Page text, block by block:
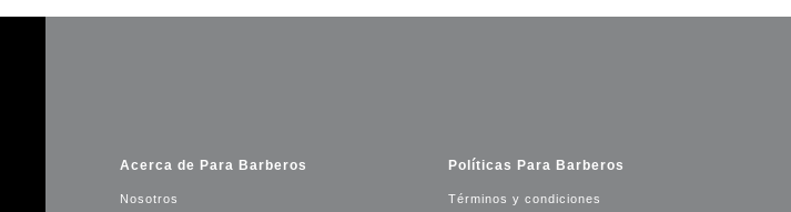
Acerca de Para Barberos
Nosotros
Políticas Para Barberos
Términos y condiciones